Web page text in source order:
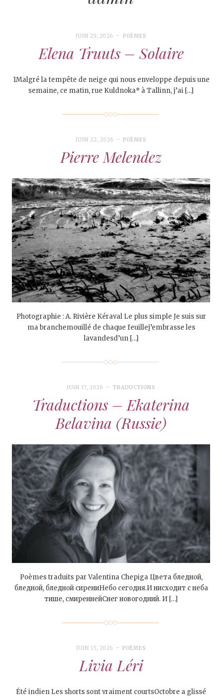
JUIN 29, 2026 POÈMES
Elena Truuts – Solaire
1Malgré la tempête de neige qui nous enveloppe depuis une
semaine, ce matin, rue Kuldnoka* à Tallinn, j’ai […]
JUIN 22, 2026 POÈMES
Pierre Melendez
Photographie : A. Rivière Kéraval Le plus simple Je suis sur
ma branchemouillé de chaque feuillej’embrasse les
lavandesd’un […]
JUIN 17, 2026 TRADUCTIONS
Traductions – Ekaterina
Belavina (Russie)
Poèmes traduits par Valentina Chepiga Цвета бледной,
бледной, бледной сирениНебо сегодня.И нисходит с неба
тише, смиреннейСнег новогодний. И […]
JUIN 15, 2026 POÈMES
Livia Léri
Été indien Les shorts sont vraiment courtsOctobre a glissé